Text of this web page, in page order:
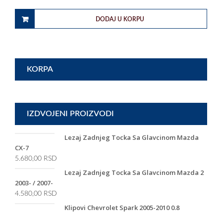
DODAJ U KORPU
KORPA
IZDVOJENI PROIZVODI
Lezaj Zadnjeg Tocka Sa Glavcinom Mazda
CX-7
5.680,00 RSD
Lezaj Zadnjeg Tocka Sa Glavcinom Mazda 2
2003- / 2007-
4.580,00 RSD
Klipovi Chevrolet Spark 2005-2010 0.8